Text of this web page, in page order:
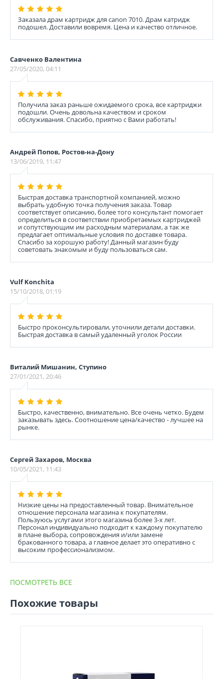
Заказала драм картридж для canon 7010. Драм катридж
подошел. Доставили вовремя. Цена и качество отличное.
Савченко Валентина
27/05/2020, 04:11
Получила заказ раньше ожидаемого срока, все картриджи
подошли. Очень довольна качеством и сроком
обслуживания. Спасибо, приятно с Вами работать!
Андрей Попов, Ростов-на-Дону
13/06/2019, 11:47
Быстрая доставка транспортной компанией, можно
выбрать удобную точка получения заказа. Товар
соответствует описанию, более того консультант помогает
определиться в соответствии приобретаемых картриджей
и сопутствующим им расходным материалам, а так же
предлагает оптимальные условия по доставке товара.
Спасибо за хорошую работу! Данный магазин буду
советовать знакомым и буду пользоваться сам.
Vulf Konchita
15/10/2018, 01:19
Быстро проконсультировали, уточнили детали доставки.
Быстрая доставка в самый удаленный уголок России
Виталий Мишанин, Ступино
27/01/2021, 20:46
Быстро, качественно, внимательно. Все очень четко. Будем
заказывать здесь. Соотношение цена/качество - лучшее на
рынке.
Сергей Захаров, Москва
10/05/2021, 11:43
Низкие цены на предоставленный товар. Внимательное
отношение персонала магазина к покупателям.
Пользуюсь услугами этого магазина более 3-х лет.
Персонал индивидуально подходит к каждому покупателю
в плане выбора, сопровождения и/или замене
бракованного товара, а главное делает это оперативно с
высоким профессионализмом.
ПОСМОТРЕТЬ ВСЕ
Похожие товары